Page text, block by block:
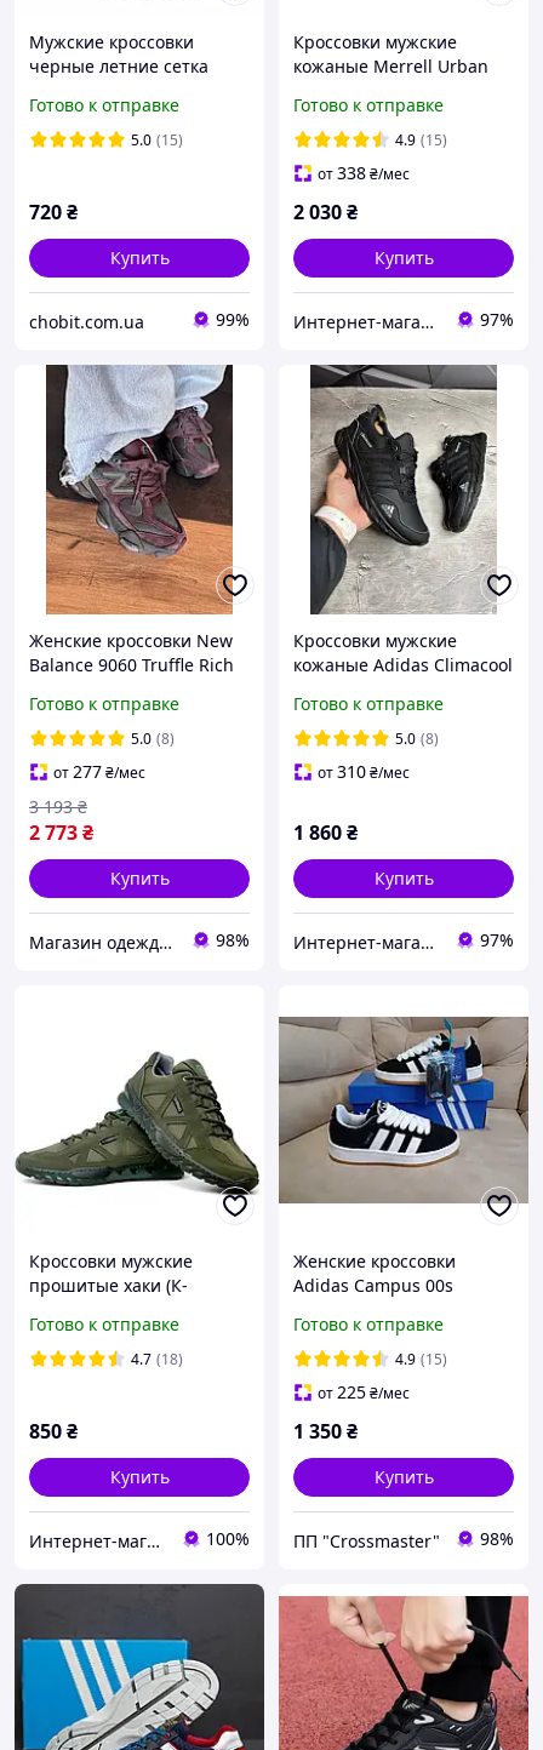
Мужские кроссовки
черные летние сетка
Готово к отправке
5.0 (15)
720₴
Купить
chobit.com.ua 99%
Кроссовки мужские
кожаные Merrell Urban
Готово к отправке
4.9 (15)
от338₴/мес
2 030₴
Купить
Интернет-магазин «Step Master» 97%
Женские кроссовки New
Balance 9060 Truffle Rich
трюфель замша сетка
унисекс
Готово к отправке
5.0 (8)
от277₴/мес
2 773₴
3 193 ₴
Купить
Магазин одежды обуви и топовых товаров 98%
Кроссовки мужские
кожаные Adidas Climacool
Готово к отправке
5.0 (8)
от310₴/мес
1 860₴
Купить
Интернет-магазин «Step Master» 97%
Кроссовки мужские
прошитые хаки (К-
Готово к отправке
4.7 (18)
850₴
Купить
Интернет-магазин "На складе" 100%
Женские кроссовки
Adidas Campus 00s
Готово к отправке
4.9 (15)
от225₴/мес
1 350₴
Купить
ПП "Crossmaster" 98%